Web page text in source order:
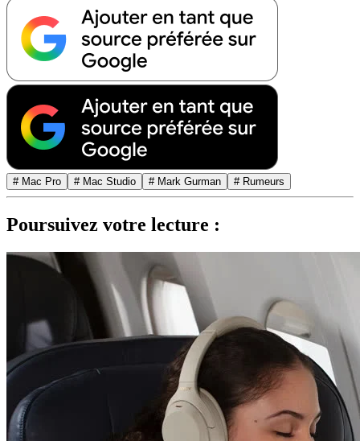
# Mac Pro # Mac Studio # Mark Gurman # Rumeurs
Poursuivez votre lecture :